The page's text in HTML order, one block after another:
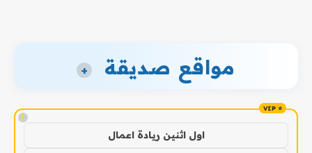
مواقع صديقة +
!
اول اثنين ريادة اعمال